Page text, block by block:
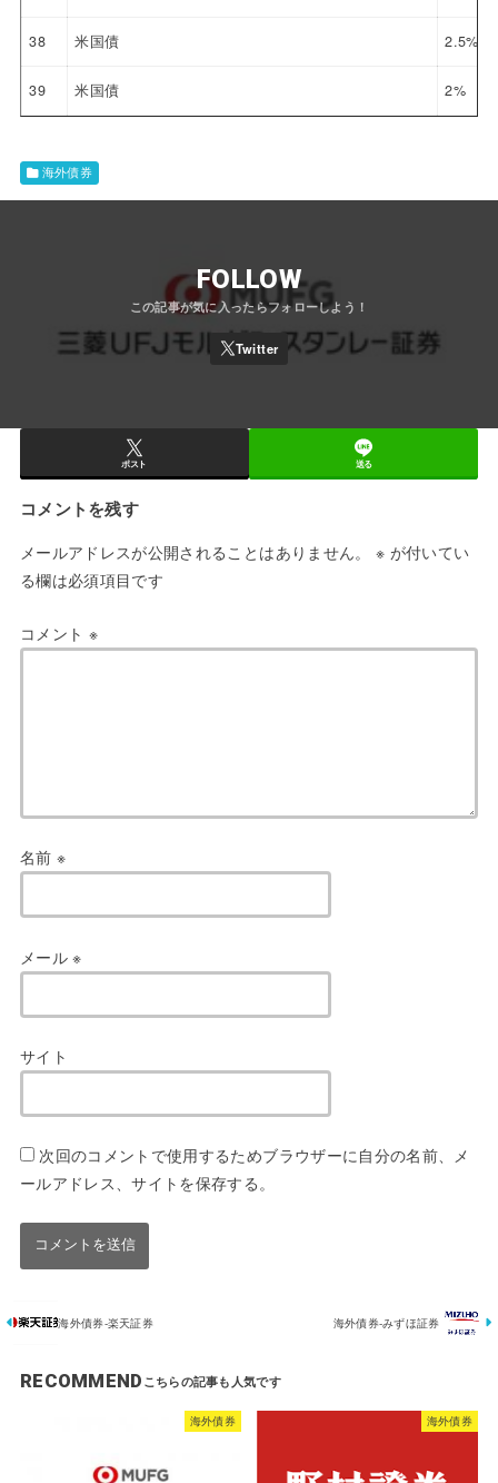
38 米国債 2.5%
39 米国債 2%
海外債券
FOLLOW
ポスト 送る
コメントを残す
メールアドレスが公開されることはありません。 ※ が付いてい
る欄は必須項目です
コメント ※
名前 ※
メール※
サイト
次回のコメントで使用するためブラウザーに自分の名前、メ
ールアドレス、サイトを保存する。
海外債券-楽天証券 海外債券-みずほ証券
RECOMMEND
海外債券 海外債券